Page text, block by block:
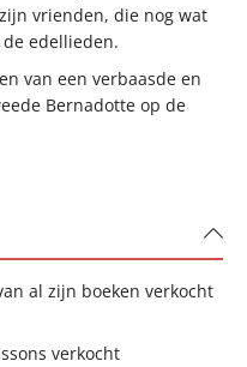
vrienden, die nog wat
edellieden.
van een verbaasde en
Bernadotte op de
al zijn boeken verkocht
verkocht